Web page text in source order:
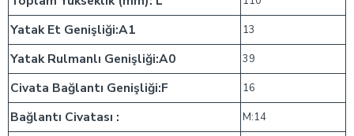
Yatak Et Genişliği:A1 13
Yatak Rulmanlı Genişliği:A0 39
Civata Bağlantı Genişliği:F 16
Bağlantı Civatası : M:14